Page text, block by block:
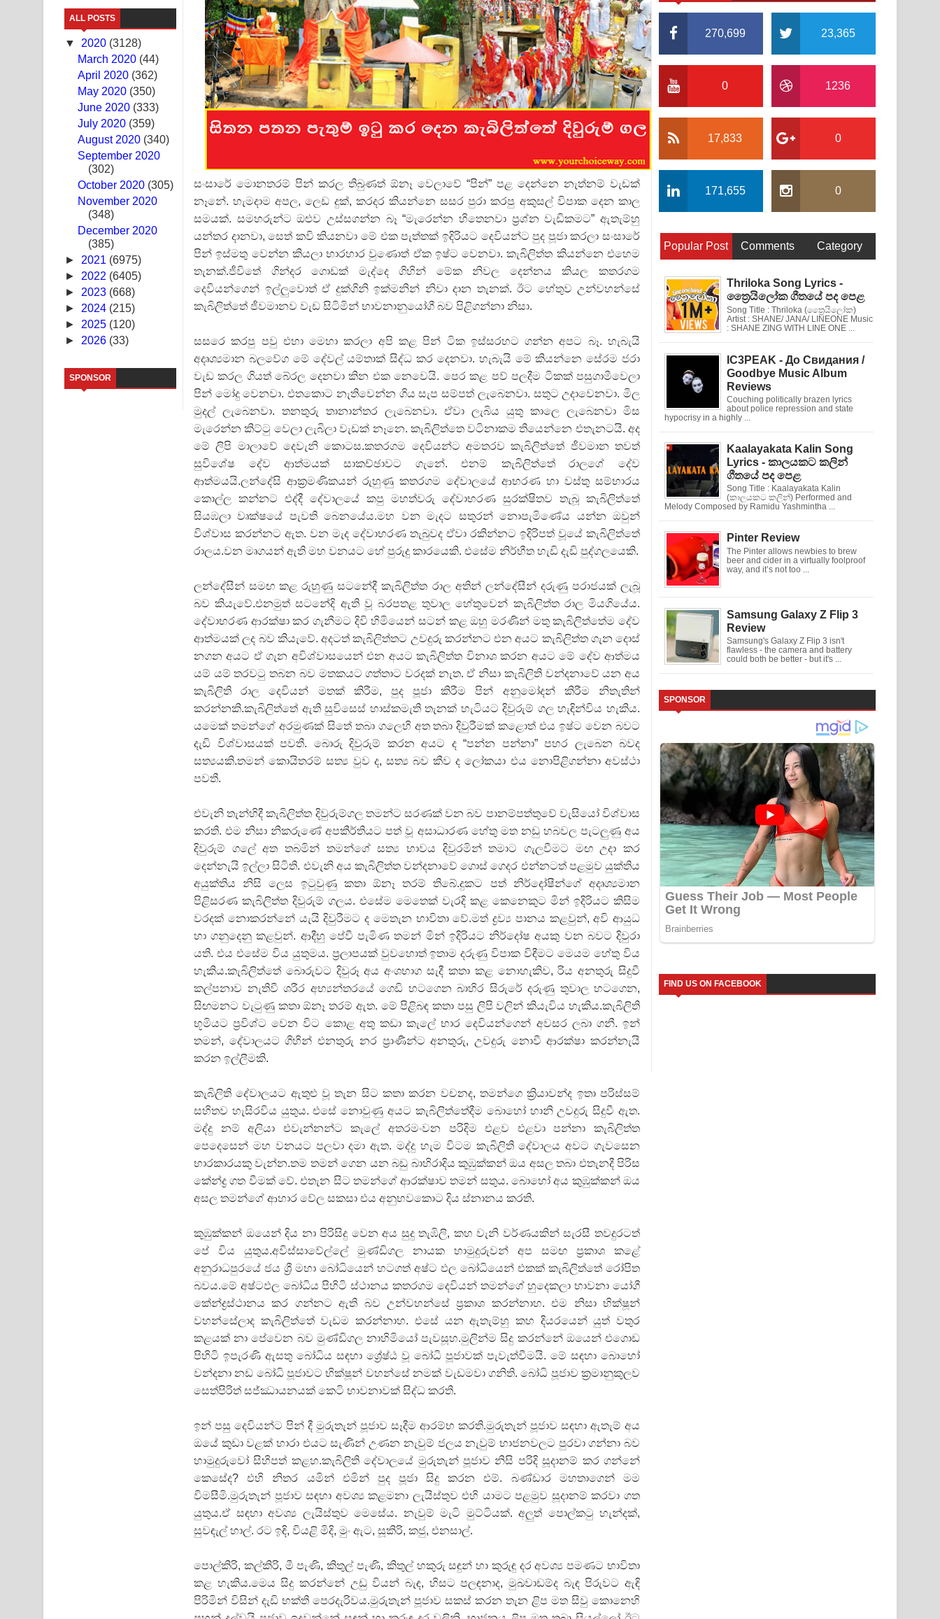
Swetha Sande Song Lyrics - ශ්වේත සඳේ ගීතයේ පද පෙළ
Ma Igili Giya Lyrics - මා ඉගිලී ගියා ගීතයේ පද පෙළ
Ras Balan Song Lyrics - රැස් බලන් ගීතයේ පද පෙළ
Hoda sihiyen Song Lyrics - හොද සිහියෙන් ගීතයේ පද පෙළ
Awanken Song Lyrics - අවංකෙන් ගීතයේ පද පෙළ
Pa Sina Song Lyrics - පෑ සිනා ගීතයේ පද පෙළ
Pemwanthiye Song Lyrics - පෙම්වන්තියේ ගීතයේ පද පෙළ
Manobhawa Song Lyrics - මනෝභව ගීතයේ පද පෙළ
Akahe Indala Song Lyrics - ආකාහේ ඉඳලා ගීතයේ පද පෙළ
Raawaya Song Lyrics - රාවය ගීතයේ පද පෙළ
Saddeta Denna Song Lyrics - සද්දෙට දෙන්න ගීතයේ පද පෙළ
Kaalaya Song Lyrics - කාලය ගීතයේ පද පෙළ
Aramuna Song Lyrics - අරමුණ ගීතයේ පද පෙළ
Sandata Duka Hithila Song Lyrics - සඳට දුක හිතිලා ගීතයේ පද පෙළ
Sihina Song Lyrics - සිහින ගීතයේ පද පෙළ
Father Song Lyrics - ෆාදර් ගීතයේ පද පෙළ
Dannawada Mawa Song Lyrics - දන්නවාද මාව ගීතයේ පද පෙළ
NEENA Song Lyrics - නීනා ගීතයේ පද පෙළ
Ahimi Wimai Himi Song Lyrics - අහිමි විමයි හිමි ගීතයේ පද පෙළ
ALL POSTS
▼ 2020 (3128)
March 2020 (44)
April 2020 (362)
May 2020 (350)
June 2020 (333)
July 2020 (359)
August 2020 (340)
September 2020
(302)
October 2020 (305)
November 2020
(348)
December 2020
(385)
► 2021 (6975)
► 2022 (6405)
► 2023 (668)
► 2024 (215)
► 2025 (120)
► 2026 (33)
SPONSOR
සංසාරේ මොනතරම් පින් කරල තිබුණත් ඕනෑ වෙලාවේ “පින්” පළ දෙන්නෙ නැත්නම් වැඩක්
නෑනේ. හැමදාම අපල, ලෙඩ දුක්, කරදර කියන්නෙ සසර පුරා කරපු අකුසල් විපාක දෙන කාල
සමයක්. සමහරුන්ට ඔළුව උස්සගන්න බෑ “මැරෙන්න හිතෙනවා ප්‍රශ්න වැඩිකමට” ඇතැම්හු
යන්තර දානවා, සෙත් කවි කියනවා මේ එක පැත්තක් ඉදිරියට දෙවියන්ට පුද පූජා කරලා සංසාරේ
පින් ඉස්මතු වෙන්න කියලා භාරහාර වුණොත් ඒක ඉෂ්ට වෙනවා. කැබිලිත්ත කියන්නෙ එහෙම
තැනක්.ජීවිතේ ගින්දර ගොඩක් මැද්දෙ ගිහින් මේක නිවල දෙන්නය කියල කතරගම
දෙවියන්ගෙන් ඉල්ලුවොත් ඒ දුක්ගිනි ඉක්මනින් නිවා දාන තැනක්. ඊට හේතුව උන්වහන්සේ
කැබිලිත්තේ ජීවමානව වැඩ සිටිමින් භාවනානුයෝගී බව පිළිගන්නා නිසා.
සසරෙ කරපු පවු එහා මෙහා කරලා අපි කළ පින් ටික ඉස්සරහට ගන්න අපට බෑ. හැබැයි
අදෘශ්‍යමාන බලවේග මේ දේවල් යම්තාක් සිද්ධ කර දෙනවා. හැබැයි මේ කියන්නෙ සේරම ජරා
වැඩ කරල ගියත් බේරල දෙනවා කින එක නෙවෙයි. පෙර කළ පව් පලදීම ටිකක් පසුගාමීවෙලා
පින් මෝදු වෙනවා. එතකොට නැතිවෙන්න ගිය සැප සම්පත් ලැබෙනවා. සතුට උදාවෙනවා. මිල
මුදල් ලැබෙනවා. තනතුරු තානාන්තර ලැබෙනවා. ඒවා ලැබිය යුතු කාලෙ ලැබෙනවා මිස
මැරෙන්න කිට්ටු වෙලා ලැබිලා වැඩක් නෑනෙ. කැබිලිත්තෙ වටිනාකම තියෙන්නෙ එතැනටයි. අද
මේ ලිපි මාලාවේ දෙවැනි කොටස.කතරගම දෙවියන්ට අමතරව කැබිලිත්තේ ජීවමාන තවත්
සුවිශේෂ දේව ආත්මයක් සාකච්ඡාවට ගැනේ. එනම් කැබිලිත්තේ රාලගේ දේව
ආත්මයයි.ලන්දේසි ආක්‍රමණිකයන් රුහුණු කතරගම දේවාලයේ ආභරණ හා වස්තු සම්භාරය
කොල්ල කන්නට එද්දී දේවාලයේ කපු මහත්වරු දේවාභරණ සුරක්ෂිතව තැබූ කැබිලිත්තේ
සියඹලා වෘක්ෂයේ පැවති බෙනයේය.මහ වන මැදට සතුරන් නොපැමිණේය යන්න ඔවුන්
විශ්වාස කරන්නට ඇත. වන මැද දේවාභරණ තැබුවද ඒවා රකින්නට ඉදිරිපත් වූයේ කැබිලිත්තේ
රාලය.වන මෘගයන් ඇති මහ වනයට හේ පුරුදු කාරයෙකි. එසේම නිර්භීත හැඩි දැඩි පුද්ගලයෙකි.
ලන්දේසීන් සමඟ කළ රුහුණු සටනේදී කැබිලිත්ත රාල අතින් ලන්දේසීන් දරුණු පරාජයක් ලැබූ
බව කියැවේ.එනමුත් සටනේදි ඇති වූ බරපතළ තුවාල හේතුවෙන් කැබිලිත්ත රාල මියගියේය.
දේවාභරණ ආරක්ෂා කර ගැනීමට දිවි හිමියෙන් සටන් කළ ඔහු මරණින් මතු කැබිලිත්තේම දේව
ආත්මයක් ලද බව කියැවේ. අදටත් කැබිලිත්තට උවදුරු කරන්නට එන අයට කැබිලිත්ත ගැන දොස්
නගන අයට ඒ ගැන අවිශ්වාසයෙන් එන අයට කැබිලිත්ත විනාශ කරන අයට මේ දේව ආත්මය
යම් යම් තරවටු තබන බව මතකයට ගත්තාට වරදක් නැත. ඒ නිසා කැබිලිති වන්දනාවේ යන අය
කැබිලිති රාල දෙවියන් මතක් කිරීම, පුද පූජා කිරීම පින් අනුමෝදන් කිරීම නිතැතින්
කරන්නකි.කැබිලිත්තේ ඇති සුවිසෙස් හාස්කමැති තැනක් හැටියට දිවුරුම් ගල හැඳින්විය හැකිය.
යමෙක් තමන්ගේ අරමුණක් සිතේ තබා ගලෙහි අත තබා දිවුරීමක් කළොත් එය ඉෂ්ට වෙන බවට
දැඩි විශ්වාසයක් පවතී. බොරු දිවුරුම් කරන අයට ද “පන්න පන්නා” පහර ලැබෙන බවද
සත්‍යයකි.තමන් කොයිතරම් සත්‍ය වුව ද, සත්‍ය බව කීව ද ලෝකයා එය නොපිළිගන්නා අවස්ථා
පවතී.
එවැනි තැන්හිදී කැබිලිත්ත දිවුරුම්ගල තමන්ට සරණක් වන බව පානම්පත්තුවේ වැසියෝ විශ්වාස
කරති. එම නිසා නිකරුණේ අපකීර්තියට පත් වූ අසාධාරණ හේතු මත නඩු හබවල පැටලුණු අය
දිවුරුම් ගලේ අත තබමින් තමන්ගේ සත්‍ය භාවය දිවුරමින් තමාට ගැලවීමට මඟ උදා කර
දෙන්නැයි ඉල්ලා සිටිති. එවැනි අය කැබිලිත්ත වන්දනාවේ ගොස් ගෙදර එන්නටත් පළමුව යුක්තිය
අයුක්තිය නිසි ලෙස ඉටුවුණු කතා ඕනෑ තරම් තිබේ.දුකට පත් නිර්දෝෂීන්ගේ අදෘශ්‍යමාන
පිළිසරණ කැබිලිත්ත දිවුරුම් ගලය. එසේම මෙතෙක් වැරදි කළ කෙනෙකුට මින් ඉදිරියට කිසිම
වරදක් නොකරන්නේ යැයි දිවුරීමට ද මෙතැන භාවිතා වේ.මත් ද්‍රව්‍ය පානය කළවුන්, අවි ආයුධ
හා ගනුදෙනු කළවුන්. ආදීහු පේවී පැමිණ තමන් මින් ඉදිරියට නිර්දෝෂ අයකු වන බවට දිවුරා
යති. එය එසේම විය යුතුමය. ප්‍රලාපයක් වුවහොත් ඉතාම දරුණු විපාක විඳීමට මෙයම හේතු විය
හැකිය.කැබිලිත්තේ බොරුවට දිවුරූ අය අංශභාග සැදී කතා කළ නොහැකිව, රිය අනතුරු සිදුවී
කල්පනාව නැතිවී ශරීර අභ්‍යන්තරයේ ගෙඩි හටගෙන බාහිර සිරුරේ දරුණු තුවාල හටගෙන,
සිඟමනට වැටුණු කතා ඕනෑ තරම් ඇත. මේ පිළිබඳ කතා පසු ලිපි වලින් කියැවිය හැකිය.කැබිලිති
භූමියට ප්‍රවිශ්ට වෙන විට කොළ අතු කඩා කැලේ භාර දෙවියන්ගෙන් අවසර ලබා ගනී. ඉන්
තමන්, දේවාලයට ගිහින් එනතුරු නර ප්‍රාණීන්ට අනතුරු, උවදුරු නොවී ආරක්ෂා කරන්නැයි
කරන ඉල්ලීමකි.
කැබිලිති දේවාලයට ඇතුළු වූ තැන සිට කතා කරන වචනද, තමන්ගෙ ක්‍රියාවන්ද ඉතා පරිස්සම්
සහිතව හැසිරවිය යුතුය. එසේ නොවුණු අයට කැබිලිත්තේදීම බොහෝ හානි උවදුරු සිදුවී ඇත.
මද්දු නම් අලියා එවැන්නන්ට කැලේ අතරමංවන පරිදිම එළව එළවා පන්නා කැබිලිත්ත
පෙදෙසෙන් මහ වනයට පලවා දමා ඇත. මද්දු හැම විටම කැබිලිති දේවාලය අවට ගැවසෙන
භාරකාරයකු වැන්න.තම තමන් ගෙන යන බඩු බාහිරාදිය කුඹුක්කන් ඔය අසල තබා එතැනදී පිරිස
කේන්ද්‍ර ගත වීමක් වේ. එතැන සිට තමන්ගේ ආරක්ෂාව තමන් සතුය. බොහෝ අය කුඹුක්කන් ඔය
අසල තමන්ගේ ආහාර වේල සකසා එය අනුභවකොට දිය ස්නානය කරති.
කුඹුක්කන් ඔයෙන් දිය නා පිරිසිදු වෙන අය සුදු තැඹිලි, කහ වැනි වර්ණයකින් සැරසී තවදුරටත්
පේ විය යුතුය.අවිස්සාවේල්ලේ මුණ්ඩිගල නායක හාමුදුරුවන් අප සමඟ ප්‍රකාශ කළේ
අනුරාධපුරයේ ජය ශ්‍රී මහා බෝධියෙන් හටගත් අෂ්ට ඵල බෝධියෙන් එකක් කැබිලිත්තේ රෝපිත
බවය.මේ අෂ්ටඵල බෝධිය පිහිටි ස්ථානය කතරගම දෙවියන් තමන්ගේ හුදෙකලා භාවනා යෝගී
කේන්ද්‍රස්ථානය කර ගන්නට ඇති බව උන්වහන්සේ ප්‍රකාශ කරන්නාහ. එම නිසා භික්ෂූන්
වහන්සේලාද කැබිලිත්තේ වැඩම කරන්නාහ. එසේ යන ඇතැම්හු කහ දියරයෙන් යුත් වතුර
කළයක් නා පේවෙන බව මුණ්ඩිගල නාහිමියෝ පැවසූහ.මුලින්ම සිදු කරන්නේ ඔයෙන් එගොඩ
පිහිටි ඉපැරණි ඇසතු බෝධිය සඳහා ශ්‍රේෂ්ඨ වූ බෝධි පූජාවක් පැවැත්වීමයි. මේ සඳහා බොහෝ
වන්දනා නඩ බෝධි පූජාවට භික්ෂූන් වහන්සේ නමක් වැඩමවා ගනිති. බෝධි පූජාව ක්‍රමානුකුලව
සෙත්පිරිත් සජ්ඣායනයක් කෙටි භාවනාවක් සිද්ධ කරති.
ඉන් පසු දෙවියන්ට පින් දී මුරුතැන් පූජාව සෑදීම ආරම්භ කරති.මුරුතැන් පූජාව සඳහා ඇතැම් අය
ඔයේ කුඩා වළක් හාරා එයට සැණින් උණන නැවුම් ජලය නැවුම් භාජනවලට පුරවා ගන්නා බව
හාමුදුරුවෝ සිහිපත් කළහ.කැබිලිති දේවාලයේ මුරුතැන් පූජාව නිසි පරිදි සූදානම් කර ගන්නේ
කෙසේද? එහි නිතර යමින් එමින් පුද පූජා සිදු කරන එම්. බණ්ඩාර මහතාගෙන් මම
විමසීමි.මුරුතැන් පූජාව සඳහා අවශ්‍ය කළමනා ලැයිස්තුව එහි යාමට පළමුව සූදානම් කරවා ගත
යුතුය.ඒ සඳහා අවශ්‍ය ලැයිස්තුව මෙසේය. නැවුම් මැටි මුට්ටියක්. අලුත් පොල්කටු හැන්දක්,
සුවඳැල් හාල්. රට ඉඳි, වියළි මිදි, මුං ඇට, සූකිරි, කජු, එනසාල්.
පොල්කිරි, කල්කිරි, මී පැණි, කිතුල් පැණි, කිතුල් හකුරු සඳුන් හා කුරුඳු දර අවශ්‍ය පමණට භාවිතා
කළ හැකිය.මෙය සිදු කරන්නේ උඩු වියන් බැඳ, හිසට පලඳනාද, මුඛවාඩම්ද බැඳ පිරුවට ඇඳි
පිරිමින් විසින් දැඩි භක්ති පෙරදැරිවය.මුරුතැන් පූජාව සකස් කරන තැන ළිප මත සිවු කොනෙහි
270,699 23,365
0 1236
17,833 0
171,655 0
Popular Post Comments Category
Thriloka Song Lyrics -
ත්‍රෛයිලෝක ගීතයේ පද පෙළ
Song Title : Thriloka (ත්‍රෛයිලෝක)
Artist : SHANE/ JANA/ LINEONE Music
: SHANE ZING WITH LINE ONE ...
IC3PEAK - До Свидания /
Goodbye Music Album
Reviews
Couching politically brazen lyrics
about police repression and state
hypocrisy in a highly ...
Kaalayakata Kalin Song
Lyrics - කාලයකට කලින්
ගීතයේ පද පෙළ
Song Title : Kaalayakata Kalin
(කාලයකට කලින්) Performed and
Melody Composed by Ramidu Yashmintha ...
Pinter Review
The Pinter allows newbies to brew
beer and cider in a virtually foolproof
way, and it’s not too ...
Samsung Galaxy Z Flip 3
Review
Samsung's Galaxy Z Flip 3 isn't
flawless - the camera and battery
could both be better - but it's ...
SPONSOR
FIND US ON FACEBOOK